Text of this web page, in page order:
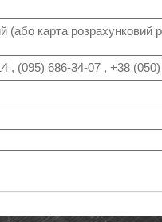
(або карта розрахунковий
, (095) 686-34-07 , +38